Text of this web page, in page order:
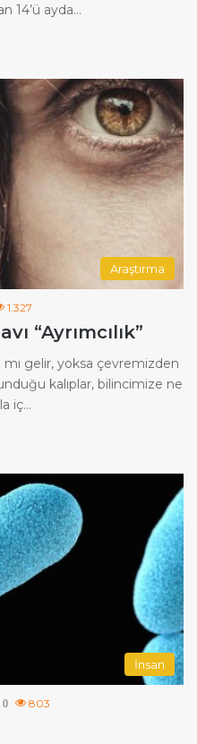
14’ü ayda…
Araştırma
1.327
“Ayrımcılık”
gelir, yoksa çevremizden
kalıplar, bilincimize ne
iç…
İnsan
0 803